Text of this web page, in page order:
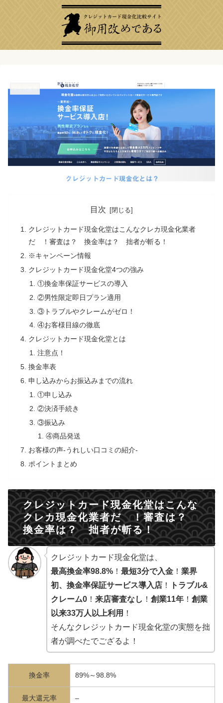
現金化業者
目次
クレジットカード現金化堂はこんなクレカ現金化業者
だ ！審査は？ 換金率は？ 拙者が斬る！
※キャンペーン情報
クレジットカード現金化堂4つの強み
①換金率保証サービスの導入
②男性限定即日プラン適用
③トラブルやクレームがゼロ！
④お客様目線の徹底
クレジットカード現金化堂とは
注意点！
換金率表
申し込みからお振込みまでの流れ
①申し込み
②決済手続き
③振込み
④商品発送
お客様の声-うれしい口コミの紹介-
ポイントまとめ
クレジットカード現金化堂はこんな
クレカ現金化業者だ ！審査は？
換金率は？ 拙者が斬る！
クレジットカード現金化堂は、
最高換金率98.8%！ 最短3分で入金！ 業界
初、換金率保証サービス導入店！
トラブル&
クレーム0！ 来店審査なし ！ 創業11年！ 創業
以来33万人以上利用 ！
そんなクレジットカード現金化堂の実態を拙
者が調べたでござるよ！
換金率 89%～98.8%
最大還元率 –